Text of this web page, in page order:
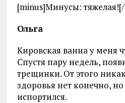
[minus]Минусы:
Ольга
Кировская ванна у меня
Спустя пару недель,
трещинки. От этого
здоровья нет конечно,
испортился.